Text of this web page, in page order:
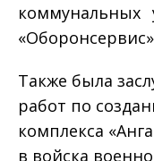
коммунальных
Также была
работ по
комплекса
в войска